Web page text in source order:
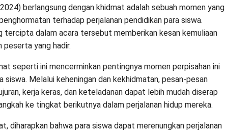
berlangsung dengan khidmat adalah sebuah momen yang
terhadap perjalanan pendidikan para siswa.
tercipta dalam acara tersebut memberikan kesan kemuliaan
peserta yang hadir.
seperti ini mencerminkan pentingnya momen perpisahan ini
siswa. Melalui keheningan dan kekhidmatan, pesan-pesan
kerja keras, dan keteladanan dapat lebih mudah diserap
ke tingkat berikutnya dalam perjalanan hidup mereka.
diharapkan bahwa para siswa dapat merenungkan perjalanan